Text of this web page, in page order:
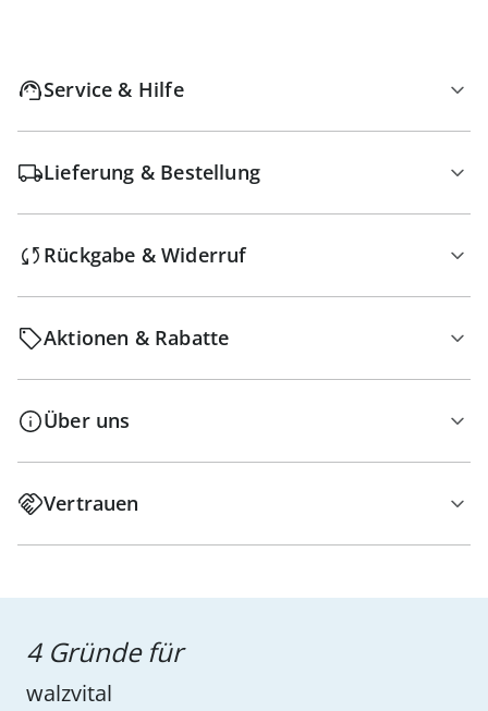
Service & Hilfe
Lieferung & Bestellung
Rückgabe & Widerruf
Aktionen & Rabatte
Über uns
Vertrauen
4 Gründe für
walzvital